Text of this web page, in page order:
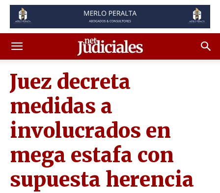
Juez decreta
medidas a
involucrados en
mega estafa con
supuesta herencia